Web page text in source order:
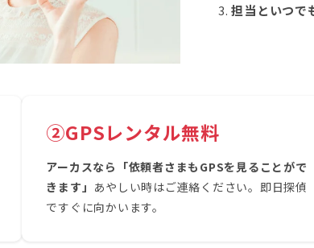
担当といつで
②GPSレンタル無料
アーカスなら「依頼者さまもGPSを見ることがで
きます」 あやしい時はご連絡ください。即日探偵
ですぐに向かいます。